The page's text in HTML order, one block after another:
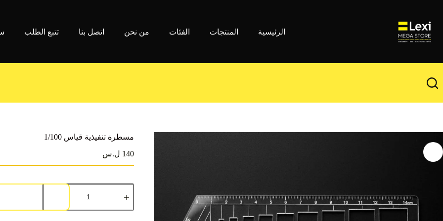
المحتوى
الرئيسية
المنتجات الفئات من نحن اتصل بنا تتبع الطلب
مسطرة تنفيذية قياس 1/100
140 ل.س
كمية
مسطرة